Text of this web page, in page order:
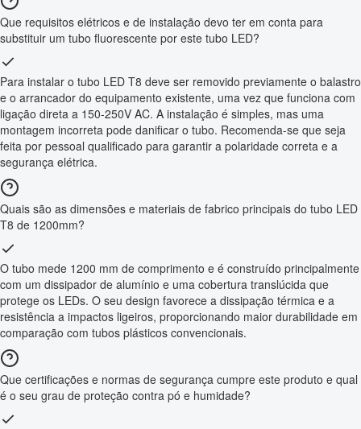
Que requisitos elétricos e de instalação devo ter em conta para
substituir um tubo fluorescente por este tubo LED?
Para instalar o tubo LED T8 deve ser removido previamente o balastro
e o arrancador do equipamento existente, uma vez que funciona com
ligação direta a 150-250V AC. A instalação é simples, mas uma
montagem incorreta pode danificar o tubo. Recomenda-se que seja
feita por pessoal qualificado para garantir a polaridade correta e a
segurança elétrica.
Quais são as dimensões e materiais de fabrico principais do tubo LED
T8 de 1200mm?
O tubo mede 1200 mm de comprimento e é construído principalmente
com um dissipador de alumínio e uma cobertura translúcida que
protege os LEDs. O seu design favorece a dissipação térmica e a
resistência a impactos ligeiros, proporcionando maior durabilidade em
comparação com tubos plásticos convencionais.
Que certificações e normas de segurança cumpre este produto e qual
é o seu grau de proteção contra pó e humidade?